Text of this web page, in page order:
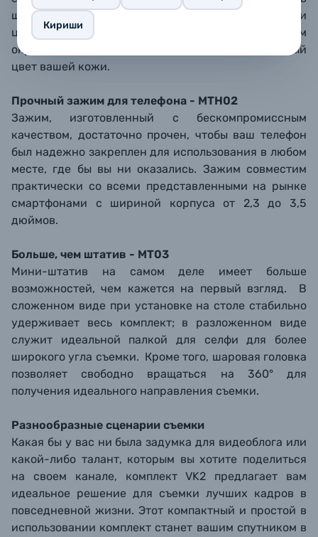
Кириши
широком диапазоне между теплыми и холодными
цветами позволяет лучше соответствовать условиям
окружающего освещения и сохранять естественный
цвет вашей кожи.
Прочный зажим для телефона - MTH02
Зажим, изготовленный с бескомпромиссным
качеством, достаточно прочен, чтобы ваш телефон
был надежно закреплен для использования в любом
месте, где бы вы ни оказались. Зажим совместим
практически со всеми представленными на рынке
смартфонами с шириной корпуса от 2,3 до 3,5
дюймов.
Больше, чем штатив - MT03
Мини-штатив на самом деле имеет больше
возможностей, чем кажется на первый взгляд. В
сложенном виде при установке на столе стабильно
удерживает весь комплект; в разложенном виде
служит идеальной палкой для селфи для более
широкого угла съемки. Кроме того, шаровая головка
позволяет свободно вращаться на 360° для
получения идеального направления съемки.
Разнообразные сценарии съемки
Какая бы у вас ни была задумка для видеоблога или
какой-либо талант, которым вы хотите поделиться
на своем канале, комплект VK2 предлагает вам
идеальное решение для съемки лучших кадров в
повседневной жизни. Этот компактный и простой в
использовании комплект станет вашим спутником в